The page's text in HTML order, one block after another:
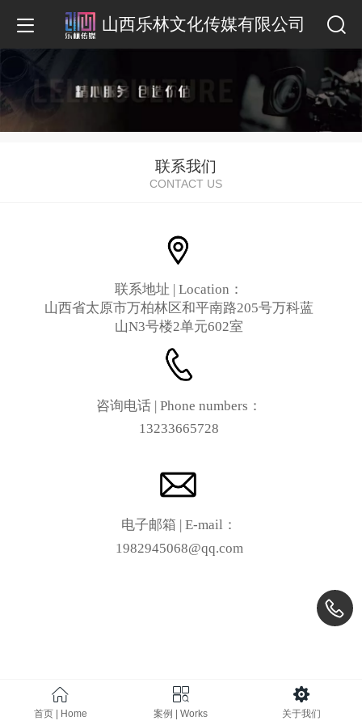
山西乐林文化传媒有限公司
联系我们
CONTACT US
联系地址 | Location：
山西省太原市万柏林区和平南路205号万科蓝
山N3号楼2单元602室
咨询电话 | Phone numbers：
13233665728
电子邮箱 | E-mail：
1982945068@qq.com
首页 | Home 案例 | Works 关于我们